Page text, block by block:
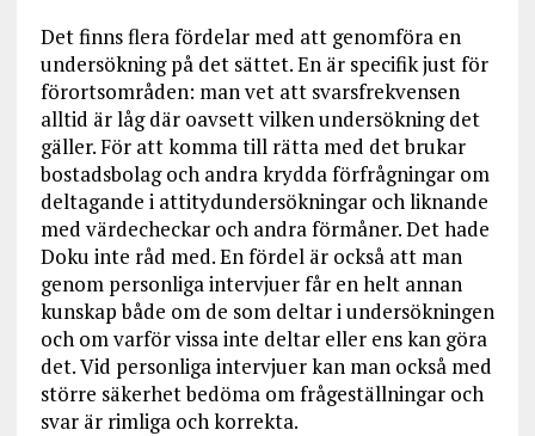
Det finns flera fördelar med att genomföra en
undersökning på det sättet. En är specifik just för
förortsområden: man vet att svarsfrekvensen
alltid är låg där oavsett vilken undersökning det
gäller. För att komma till rätta med det brukar
bostadsbolag och andra krydda förfrågningar om
deltagande i attitydundersökningar och liknande
med värdecheckar och andra förmåner. Det hade
Doku inte råd med. En fördel är också att man
genom personliga intervjuer får en helt annan
kunskap både om de som deltar i undersökningen
och om varför vissa inte deltar eller ens kan göra
det. Vid personliga intervjuer kan man också med
större säkerhet bedöma om frågeställningar och
svar är rimliga och korrekta.